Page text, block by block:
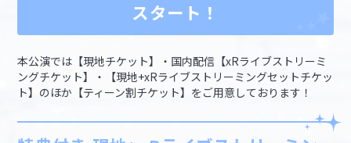
スタート！
本公演では【現地チケット】・国内配信【xRライブストリーミ
ングチケット】・【現地+xRライブストリーミングセットチケッ
ト】のほか【ティーン割チケット】をご用意しております！